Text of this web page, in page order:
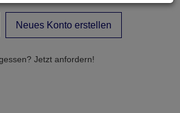
Neues Konto erstellen
Jetzt anfordern!